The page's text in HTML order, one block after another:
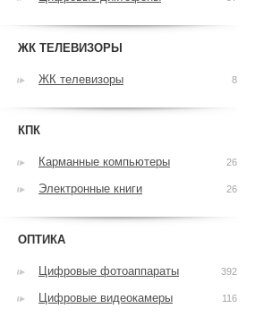
ЖК ТЕЛЕВИЗОРЫ
ЖК телевизоры 8
КПК
Карманные компьютеры 26
Электронные книги 26
ОПТИКА
Цифровые фотоаппараты 392
Цифровые видеокамеры 116